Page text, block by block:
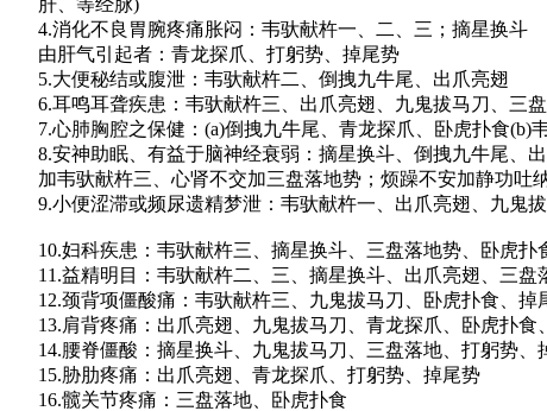
4.消化不良胃腕疼痛胀闷：韦驮献杵一、二、三；摘星换斗
由肝气引起者：青龙探爪、打躬势、掉尾势
5.大便秘结或腹泄：韦驮献杵二、倒拽九牛尾、出爪亮翅
6.耳鸣耳聋疾患：韦驮献杵三、出爪亮翅、九鬼拔马刀、三
7.心肺胸腔之保健：(a)倒拽九牛尾、青龙探爪、卧虎扑食(b)
8.安神助眠、有益于脑神经衰弱：摘星换斗、倒拽九牛尾、
加韦驮献杵三、心肾不交加三盘落地势；烦躁不安加静功吐
9.小便涩滞或频尿遗精梦泄：韦驮献杵一、出爪亮翅、九鬼拔
10.妇科疾患：韦驮献杵三、摘星换斗、三盘落地势、卧虎扑
11.益精明目：韦驮献杵二、三、摘星换斗、出爪亮翅、三盘
12.颈背项僵酸痛：韦驮献杵三、九鬼拔马刀、卧虎扑食、掉
13.肩背疼痛：出爪亮翅、九鬼拔马刀、青龙探爪、卧虎扑食、
14.腰脊僵酸：摘星换斗、九鬼拔马刀、三盘落地、打躬势、
15.胁肋疼痛：出爪亮翅、青龙探爪、打躬势、掉尾势
16.髋关节疼痛：三盘落地、卧虎扑食